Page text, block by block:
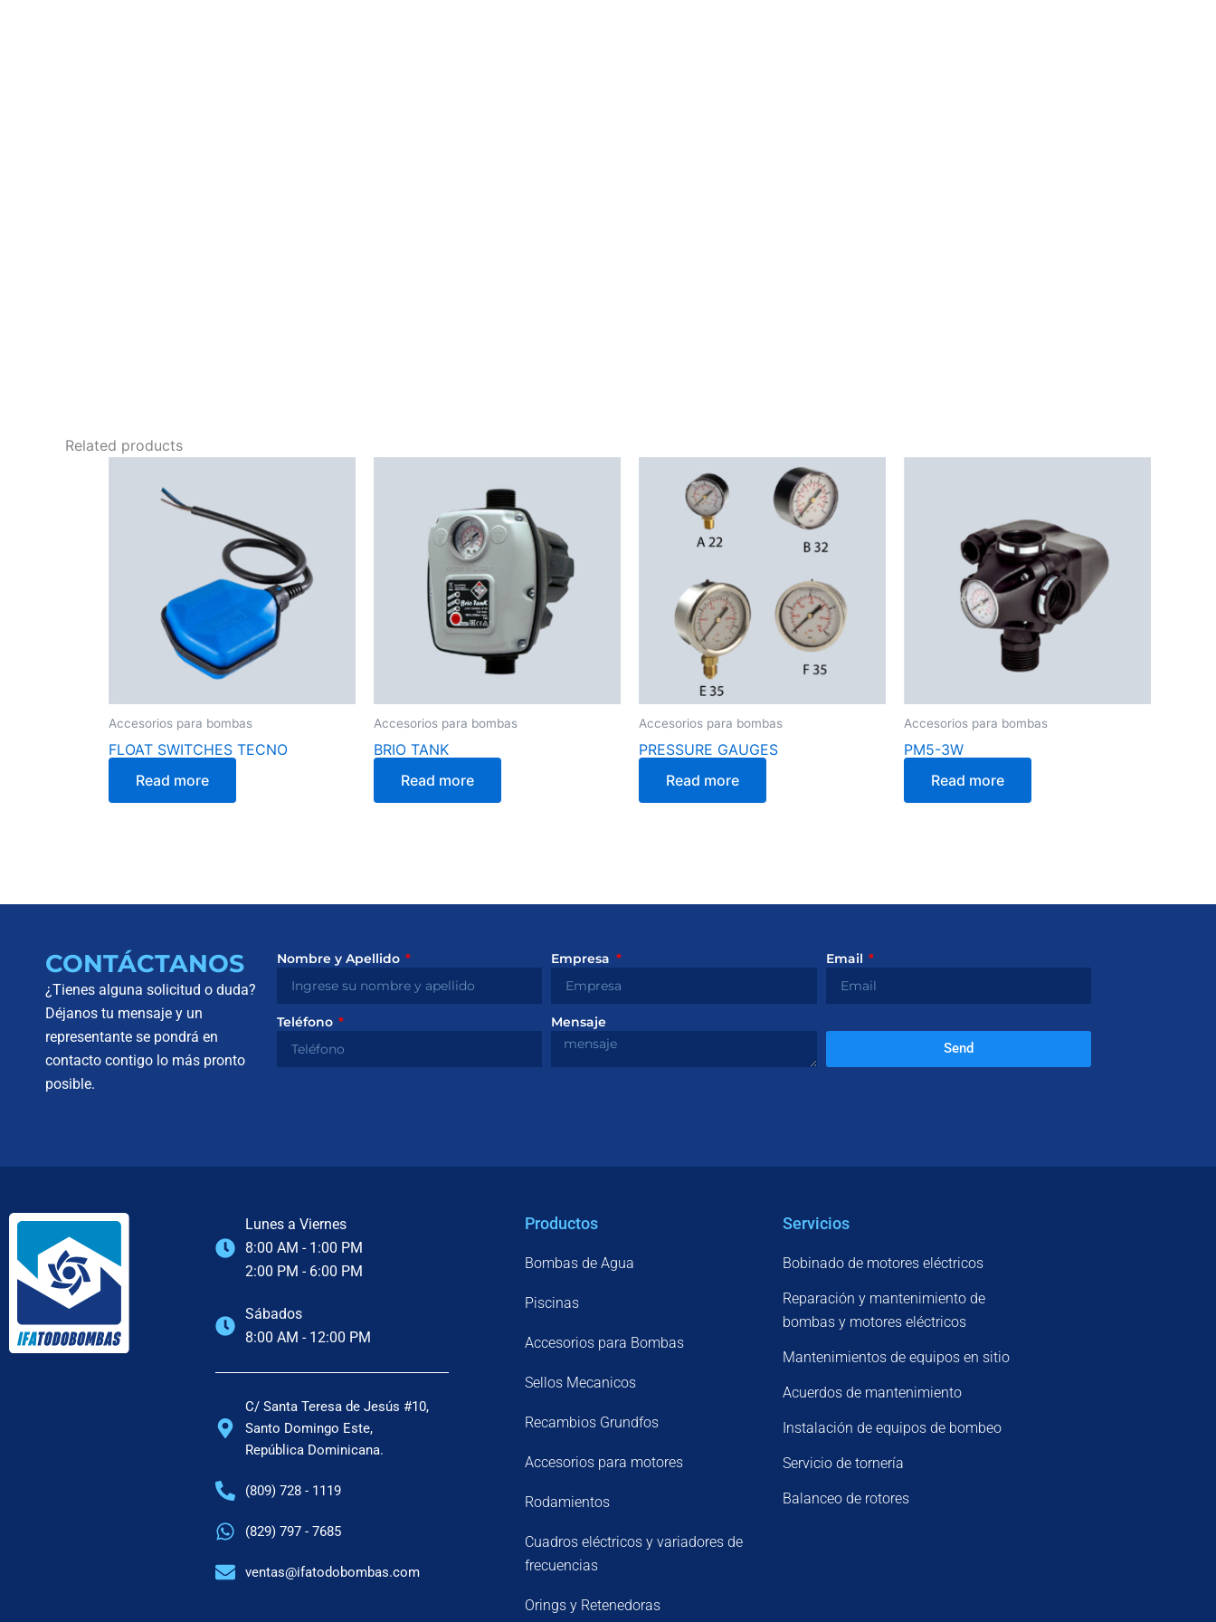
Related products
Accesorios para bombas
FLOAT SWITCHES TECNO
Read more
Accesorios para bombas
BRIO TANK
Read more
Accesorios para bombas
PRESSURE GAUGES
Read more
Accesorios para bombas
PM5-3W
Read more
CONTÁCTANOS
¿Tienes alguna solicitud o duda?
Déjanos tu mensaje y un
representante se pondrá en
contacto contigo lo más pronto
posible.
Nombre y Apellido Empresa Email
Teléfono
Mensaje
Send
Lunes a Viernes
8:00 AM - 1:00 PM
2:00 PM - 6:00 PM
Sábados
8:00 AM - 12:00 PM
C/ Santa Teresa de Jesús #10,
Santo Domingo Este,
República Dominicana.
(809) 728 - 1119
(829) 797 - 7685
ventas@ifatodobombas.com
Productos
Bombas de Agua
Piscinas
Accesorios para Bombas
Sellos Mecanicos
Recambios Grundfos
Accesorios para motores
Rodamientos
Cuadros eléctricos y variadores de
frecuencias
Orings y Retenedoras
Servicios
Bobinado de motores eléctricos
Reparación y mantenimiento de
bombas y motores eléctricos
Mantenimientos de equipos en sitio
Acuerdos de mantenimiento
Instalación de equipos de bombeo
Servicio de tornería
Balanceo de rotores